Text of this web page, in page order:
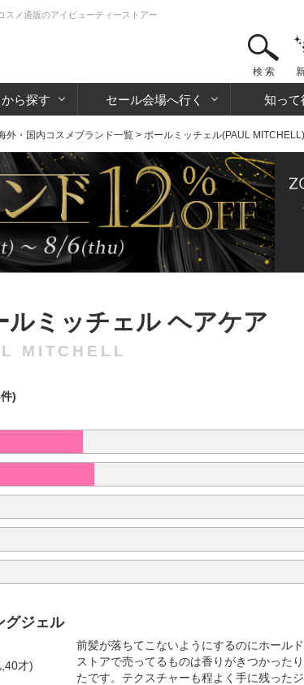
スメ通販のアイビューティーストアー
検 索
ら探す セール会場へ行く 知って
外・国内コスメブランド一覧 > ポールミッチェル(PAUL MITCHELL)
ルミッチェル ヘアケア
MITCHELL
)
グジェル
才)
前髪が落ちてこないようにするのにホール
ストアで売ってるものは香りがきつかった
たです。テクスチャーも程よく手に残った